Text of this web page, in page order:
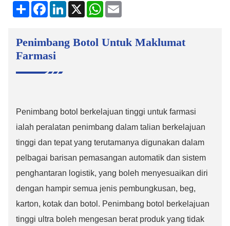
kongsiFacebookLinkedIn
X WhatsApp
E-
Penimbang Botol Untuk Maklumat
Farmasi
Penimbang botol berkelajuan tinggi untuk farmasi
ialah peralatan penimbang dalam talian berkelajuan
tinggi dan tepat yang terutamanya digunakan dalam
pelbagai barisan pemasangan automatik dan sistem
penghantaran logistik, yang boleh menyesuaikan diri
dengan hampir semua jenis pembungkusan, beg,
karton, kotak dan botol. Penimbang botol berkelajuan
tinggi ultra boleh mengesan berat produk yang tidak